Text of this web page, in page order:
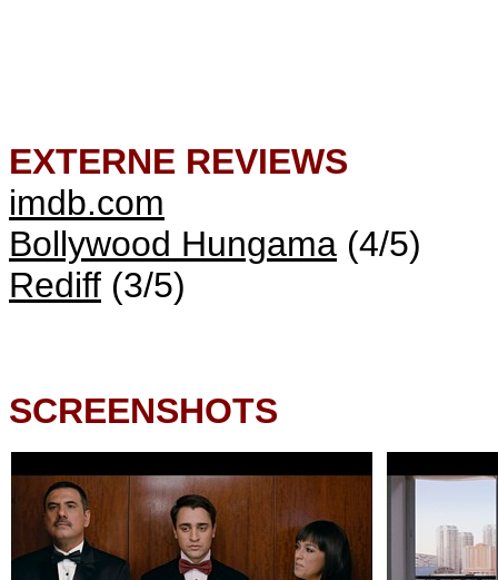
EXTERNE REVIEWS
imdb.com
Bollywood Hungama (4/5)
Rediff (3/5)
SCREENSHOTS